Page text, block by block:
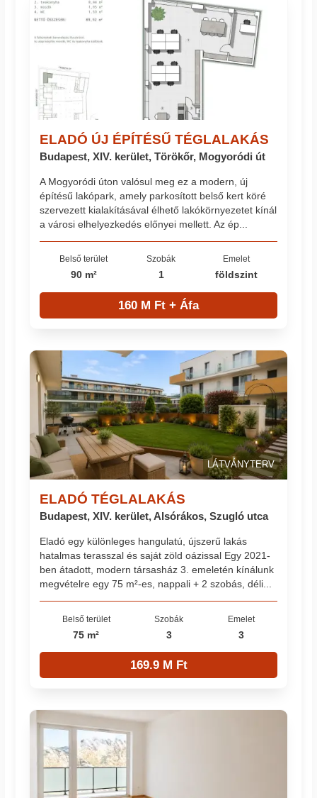
ELADÓ ÚJ ÉPÍTÉSŰ TÉGLALAKÁS
Budapest, XIV. kerület, Törökőr, Mogyoródi út
A Mogyoródi úton valósul meg ez a modern, új
építésű lakópark, amely parkosított belső kert köré
szervezett kialakításával élhető lakókörnyezetet kínál
a városi elhelyezkedés előnyei mellett. Az ép...
Belső terület
90 m²
Szobák
1
Emelet
földszint
160 M Ft + Áfa
LÁTVÁNYTERV
ELADÓ TÉGLALAKÁS
Budapest, XIV. kerület, Alsórákos, Szugló utca
Eladó egy különleges hangulatú, újszerű lakás
hatalmas terasszal és saját zöld oázissal Egy 2021-
ben átadott, modern társasház 3. emeletén kínálunk
megvételre egy 75 m²-es, nappali + 2 szobás, déli...
Belső terület
75 m²
Szobák
3
Emelet
3
169.9 M Ft